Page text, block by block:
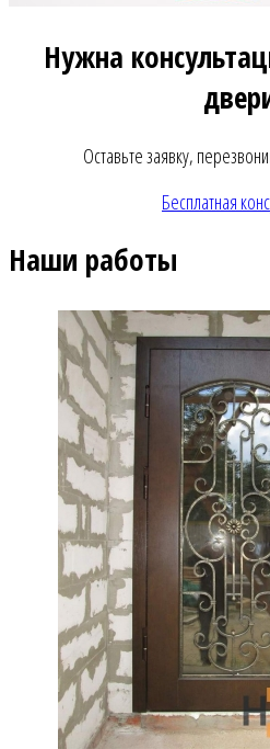
Нужна
Оставьте заявку,
Бесплатная
Наши работы